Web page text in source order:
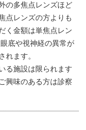
の多焦点レンズほど
点レンズの方よりも
く金額は単焦点レン
底や視神経の異常が
れます。
る施設は限られます
興味のある方は診察